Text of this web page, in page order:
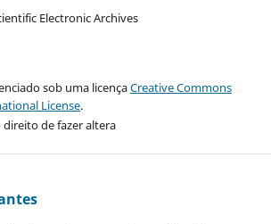
Electronic Archives
sob uma licençaCreative Commons
License.
direito de fazer altera